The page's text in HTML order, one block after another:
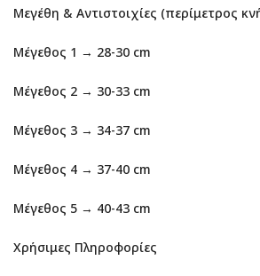
Μεγέθη & Αντιστοιχίες (περίμετρος
Μέγεθος 1 → 28-30 cm
Μέγεθος 2 → 30-33 cm
Μέγεθος 3 → 34-37 cm
Μέγεθος 4 → 37-40 cm
Μέγεθος 5 → 40-43 cm
Χρήσιμες Πληροφορίες